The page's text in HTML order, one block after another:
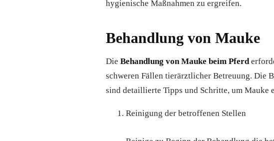
hygienische Maßnahmen zu ergreifen.
Behandlung von Mauke
Die Behandlung von Mauke beim Pferd
schweren Fällen tierärztlicher Betreuung. Die
sind detaillierte Tipps und Schritte, um Mauke
Reinigung der betroffenen Stellen